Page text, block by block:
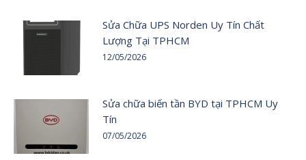
Sửa Chữa UPS Norden Uy Tín Chất
Lượng Tại TPHCM
12/05/2026
Sửa chữa biến tần BYD tại TPHCM Uy
Tín
07/05/2026